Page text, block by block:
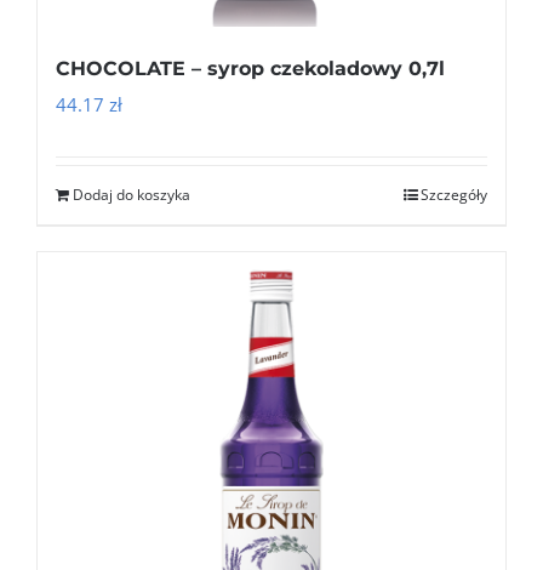
CHOCOLATE – syrop czekoladowy 0,7l
44.17 zł
Dodaj do koszyka Szczegóły